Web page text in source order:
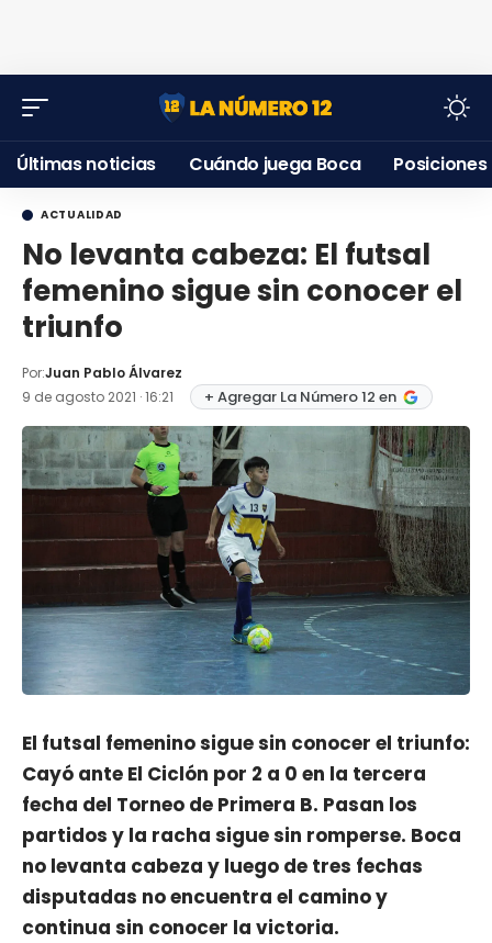
Últimas noticias Cuándo juega Boca Posiciones
ACTUALIDAD
No levanta cabeza: El futsal
femenino sigue sin conocer el
triunfo
Por:Juan Pablo Álvarez
9 de agosto 2021 · 16:21
+ Agregar La Número 12 en
El futsal femenino sigue sin conocer el triunfo:
Cayó ante El Ciclón por 2 a 0 en la tercera
fecha del Torneo de Primera B. Pasan los
partidos y la racha sigue sin romperse. Boca
no levanta cabeza y luego de tres fechas
disputadas no encuentra el camino y
continua sin conocer la victoria.